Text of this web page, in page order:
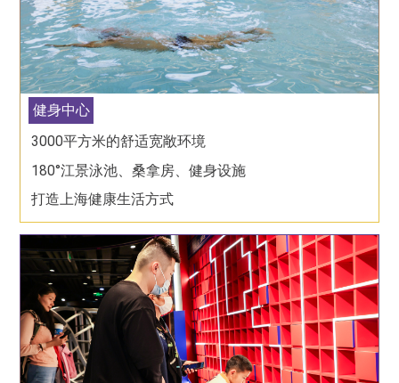
健身中心
3000平方米的舒适宽敞环境
180°江景泳池、桑拿房、健身设施
打造上海健康生活方式